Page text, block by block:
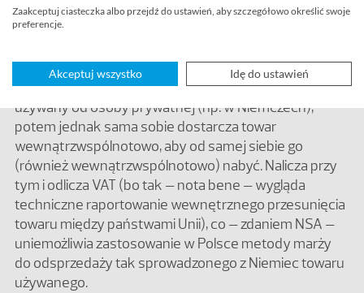
TymczasemNSA twierdzi, że takie techniczne WDT i
WNT jest przedziwnym podatkowym szpagatem
żeby kupić go w Polsce (oczywiście od siebie). Czyli,
według NSA, niemiecka spółka najpierw nabywa towar
używany od osoby prywatnej (np. w Niemczech),
potem jednak sama sobie dostarcza towar
wewnątrzwspólnotowo, aby od samej siebie go
(również wewnątrzwspólnotowo) nabyć. Nalicza przy
tym i odlicza VAT (bo tak – nota bene – wygląda
techniczne raportowanie wewnętrznego przesunięcia
towaru między państwami Unii), co – zdaniem NSA –
uniemożliwia zastosowanie w Polsce metody marży
do odsprzedaży tak sprowadzonego z Niemiec towaru
używanego.
Zaakceptuj ciasteczka albo przejdź do ustawień, aby szczegółowo określić swoje
preferencje.
Akceptuj wszystko Idę do ustawień